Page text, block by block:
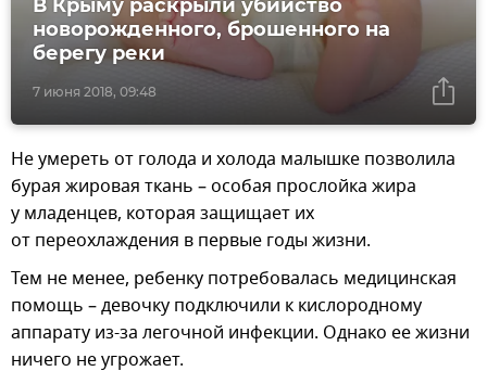
7 июня 2018, 09:48
В Крыму раскрыли убийство
новорожденного, брошенного на
берегу реки
Не умереть от голода и холода малышке позволила
бурая жировая ткань – особая прослойка жира
у младенцев, которая защищает их
от переохлаждения в первые годы жизни.
Тем не менее, ребенку потребовалась медицинская
помощь – девочку подключили к кислородному
аппарату из-за легочной инфекции. Однако ее жизни
ничего не угрожает.